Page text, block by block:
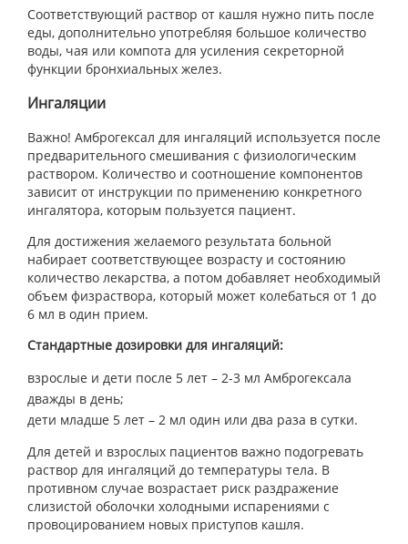
Соответствующий раствор от кашля нужно пить после
еды, дополнительно употребляя большое количество
воды, чая или компота для усиления секреторной
функции бронхиальных желез.
Ингаляции
Важно! Амброгексал для ингаляций используется после
предварительного смешивания с физиологическим
раствором. Количество и соотношение компонентов
зависит от инструкции по применению конкретного
ингалятора, которым пользуется пациент.
Для достижения желаемого результата больной
набирает соответствующее возрасту и состоянию
количество лекарства, а потом добавляет необходимый
объем физраствора, который может колебаться от 1 до
6 мл в один прием.
Стандартные дозировки для ингаляций:
взрослые и дети после 5 лет – 2-3 мл Амброгексала
дважды в день;
дети младше 5 лет – 2 мл один или два раза в сутки.
Для детей и взрослых пациентов важно подогревать
раствор для ингаляций до температуры тела. В
противном случае возрастает риск раздражение
слизистой оболочки холодными испарениями с
провоцированием новых приступов кашля.